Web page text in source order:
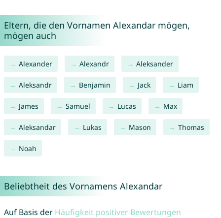
Eltern, die den Vornamen Alexandar mögen,
mögen auch
Alexander Alexandr Aleksander
Aleksandr Benjamin Jack Liam
James Samuel Lucas Max
Aleksandar Lukas Mason Thomas
Noah
Beliebtheit des Vornamens Alexandar
Auf Basis der Häufigkeit positiver Bewertungen